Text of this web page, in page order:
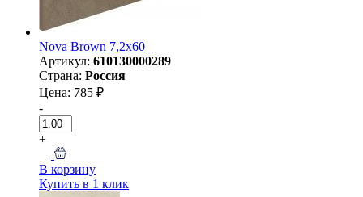
Nova Brown 7,2х60
Артикул: 610130000289
Страна: Россия
Цена: 785 ₽
-
+
В корзину
Купить в 1 клик